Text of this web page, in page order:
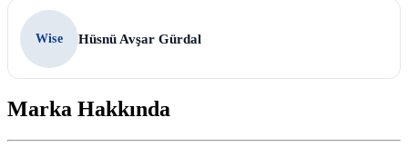
Wise Hüsnü Avşar Gürdal
Marka Hakkında